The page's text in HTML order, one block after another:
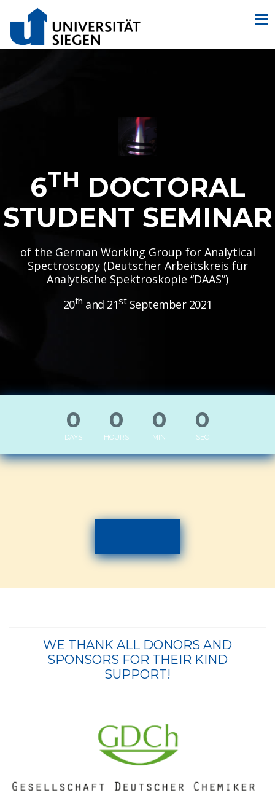
6TH DOCTORAL
STUDENT SEMINAR
of the German Working Group for Analytical
Spectroscopy (Deutscher Arbeitskreis für
Analytische Spektroskopie “DAAS”)
20th and 21stSeptember 2021
0
DAYS
0
HOURS
0
MIN
0
SEC
WE THANK ALL DONORS AND
SPONSORS FOR THEIR KIND
SUPPORT!